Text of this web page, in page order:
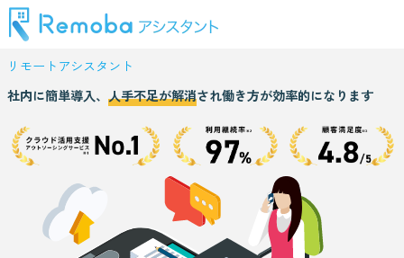
リモートアシスタント
社内に簡単導入、 人手不足が解消され働き方が効率的になります